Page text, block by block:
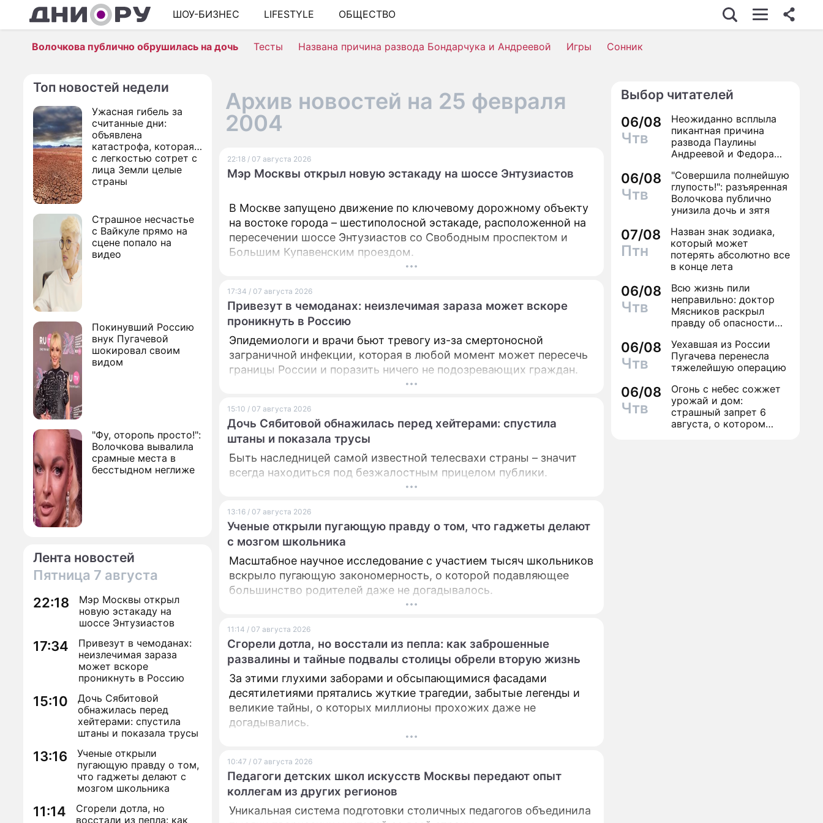
ШОУ-БИЗНЕС LIFESTYLE
ОБЩЕСТВО
ШОУ-БИЗНЕС
АВТО
НЕДВИЖИМОСТЬ
ПРОИСШЕСТВИЯ
СТИЛЬ ЖИЗНИ
Волочкова публично обрушилась на дочь Тесты Названа причина развода Бондарчука и Андреевой Игры Сонник
Топ новостей недели
Ужасная гибель за
считанные дни:
объявлена
катастрофа, которая
с легкостью сотрет с
лица Земли целые
страны
Страшное несчастье
с Вайкуле прямо на
сцене попало на
видео
Покинувший Россию
внук Пугачевой
шокировал своим
видом
"Фу, оторопь просто!":
Волочкова вывалила
срамные места в
бесстыдном неглиже
Лента новостей
Пятница 7 августа
22:18
Мэр Москвы открыл
новую эстакаду на
шоссе Энтузиастов
17:34
Привезут в чемоданах:
неизлечимая зараза
может вскоре
проникнуть в Россию
15:10
Дочь Сябитовой
обнажилась перед
хейтерами: спустила
штаны и показала трусы
13:16
Ученые открыли
пугающую правду о том,
что гаджеты делают с
мозгом школьника
11:14
Сгорели дотла, но
восстали из пепла: как
Архив новостей на 25 февраля
2004
22:18 / 07 августа 2026
Мэр Москвы открыл новую эстакаду на шоссе Энтузиастов
В Москве запущено движение по ключевому дорожному объекту
на востоке города – шестиполосной эстакаде, расположенной на
пересечении шоссе Энтузиастов со Свободным проспектом и
Большим Купавенским проездом.
17:34 / 07 августа 2026
Привезут в чемоданах: неизлечимая зараза может вскоре
проникнуть в Россию
Эпидемиологи и врачи бьют тревогу из-за смертоносной
заграничной инфекции, которая в любой момент может пересечь
границы России и поразить ничего не подозревающих граждан.
15:10 / 07 августа 2026
Дочь Сябитовой обнажилась перед хейтерами: спустила
штаны и показала трусы
Быть наследницей самой известной телесвахи страны – значит
всегда находиться под безжалостным прицелом публики.
13:16 / 07 августа 2026
Ученые открыли пугающую правду о том, что гаджеты делают
с мозгом школьника
Масштабное научное исследование с участием тысяч школьников
вскрыло пугающую закономерность, о которой подавляющее
большинство родителей даже не догадывалось.
11:14 / 07 августа 2026
Сгорели дотла, но восстали из пепла: как заброшенные
развалины и тайные подвалы столицы обрели вторую жизнь
За этими глухими заборами и обсыпающимися фасадами
десятилетиями прятались жуткие трагедии, забытые легенды и
великие тайны, о которых миллионы прохожих даже не
догадывались.
10:47 / 07 августа 2026
Педагоги детских школ искусств Москвы передают опыт
коллегам из других регионов
Уникальная система подготовки столичных педагогов объединила
Выбор читателей
06/08
Чтв
Неожиданно всплыла
пикантная причина
развода Паулины
Андреевой и Федора
06/08
Чтв
"Совершила полнейшую
глупость!": разъяренная
Волочкова публично
унизила дочь и зятя
07/08
Птн
Назван знак зодиака,
который может
потерять абсолютно все
в конце лета
06/08
Чтв
Всю жизнь пили
неправильно: доктор
Мясников раскрыл
правду об опасности
06/08
Чтв
Уехавшая из России
Пугачева перенесла
тяжелейшую операцию
06/08
Чтв
Огонь с небес сожжет
урожай и дом:
страшный запрет 6
августа, о котором